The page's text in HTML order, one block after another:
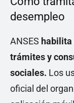
desempleo
ANSES
trámites y
sociales. Los
oficial del